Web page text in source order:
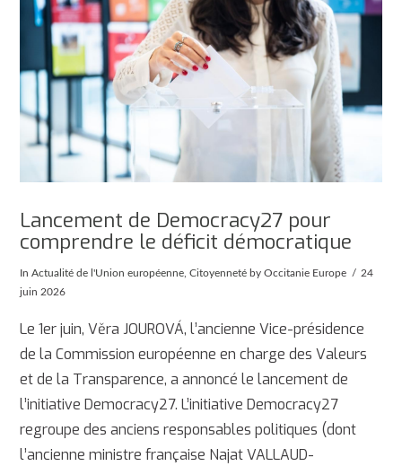
Lancement de Democracy27 pour
comprendre le déficit démocratique
InActualité de l'Union européenne ,Citoyenneté by Occitanie Europe
24
juin 2026
Le 1er juin, Věra JOUROVÁ, l’ancienne Vice-présidence
de la Commission européenne en charge des Valeurs
et de la Transparence, a annoncé le lancement de
l’initiative Democracy27. L’initiative Democracy27
regroupe des anciens responsables politiques (dont
l’ancienne ministre française Najat VALLAUD-